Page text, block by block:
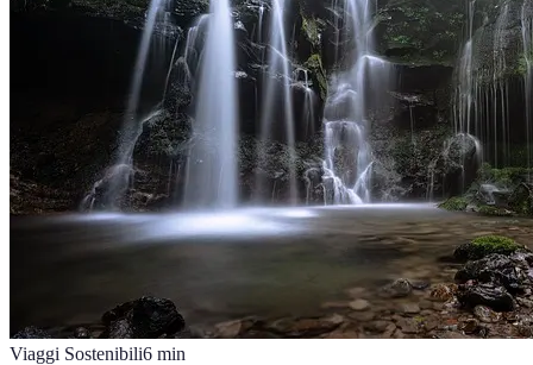
Viaggi Sostenibili6 min